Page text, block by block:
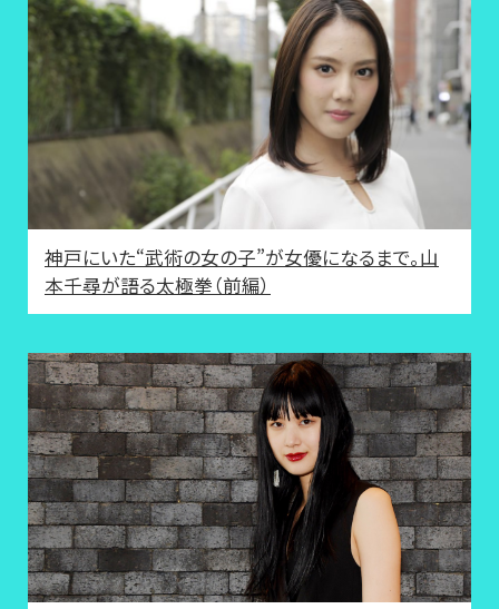
神戸にいた“武術の女の子”が女優になるまで。山
本千尋が語る太極拳（前編）